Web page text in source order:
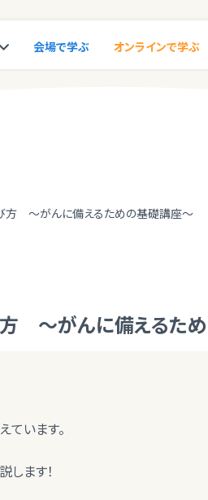
会場で学ぶ オンラインで学ぶ
方 ～がんに備えるための基礎講座～
～がんに備えるた
います。
します！